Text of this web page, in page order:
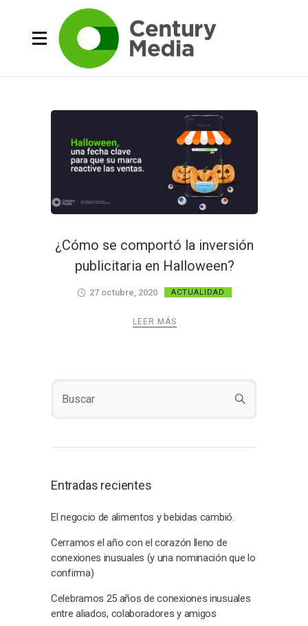
¿Cómo se comportó la inversión
publicitaria en Halloween?
27 octubre, 2020 ACTUALIDAD
LEER MÁS
Entradas recientes
El negocio de alimentos y bebidas cambió.
Cerramos el año con el corazón lleno de
conexiones inusuales (y una nominación que lo
confirma)
Celebramos 25 años de conexiones inusuales
entre aliados, colaboradores y amigos